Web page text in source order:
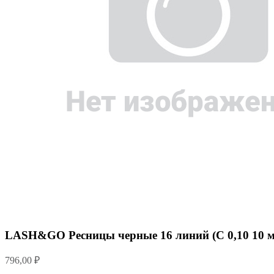
LASH&GO Ресницы черные 16 линий (С 0,10 10
796,00 ₽